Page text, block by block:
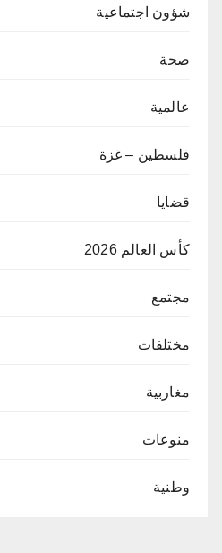
شؤون اجتماعية
صحة
عالمية
فلسطين – غزة
قضايا
كأس العالم 2026
مجتمع
مختلفات
مغاربية
منوعات
وطنية